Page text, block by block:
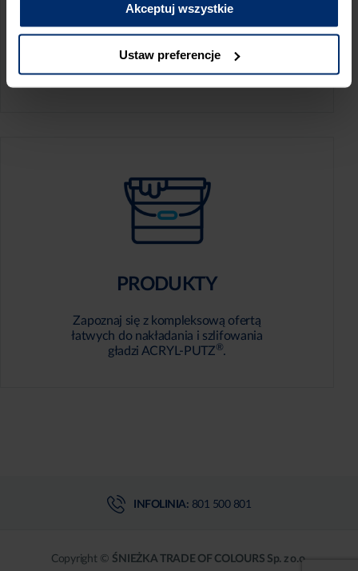
Akceptuj wszystkie
Ustaw preferencje
KALKULATOR ZUŻYCIA
Oblicz, jaką ilość produktów potrzebujesz,
aby perfekcyjnie wygładzić swoje ściany.
PRODUKTY
Zapoznaj się z kompleksową ofertą
łatwych do nakładania i szlifowania
gładzi ACRYL-PUTZ®.
INFOLINIA: 801 500 801
Copyright © ŚNIEŻKA TRADE OF COLOURS Sp. z o.o.